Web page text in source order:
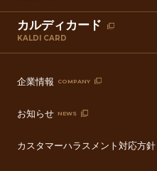
カルディカード
KALDI CARD
企業情報 COMPANY
お知らせ NEWS
カスタマーハラスメント対応方針